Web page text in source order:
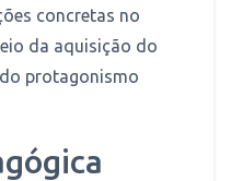
concretas no
da aquisição do
protagonismo